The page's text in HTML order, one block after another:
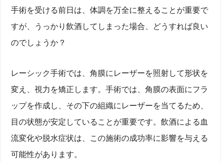
手術を受ける前日は、体調を万全に整えることが重要で
すが、うっかり飲酒してしまった場合、どうすれば良い
のでしょうか？
レーシック手術では、角膜にレーザーを照射して形状を
変え、視力を矯正します。手術では、角膜の表面にフラ
ップを作成し、その下の組織にレーザーを当てるため、
目の状態が安定していることが重要です。飲酒による血
流変化や脱水症状は、この施術の成功率に影響を与える
可能性があります。